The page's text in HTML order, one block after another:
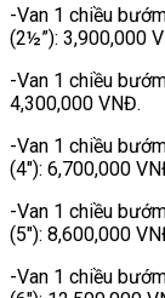
-Van 1 chiều
(2½”): 3,900,000
-Van 1 chiều
4,300,000 VNĐ.
-Van 1 chiều
(4″): 6,700,000
-Van 1 chiều
(5″): 8,600,000
-Van 1 chiều